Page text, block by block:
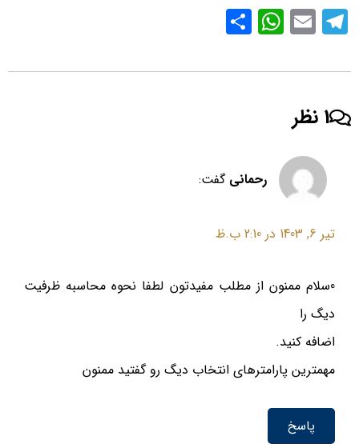
T
el
e
gr
a
m
E
m
ail
W
h
at
p
ar
1 نظر
رحمانی گفت:
تیر 6, 1403 در 2:10 ب.ظ
0سلام ممنون از مطلب مفیدتون لطفا نحوه محاسبه ظرفیت
دیگ را
اضافه کنید.
مهمترین پارامترهای انتخاب دیگ رو گفتید ممنون
پاسخ